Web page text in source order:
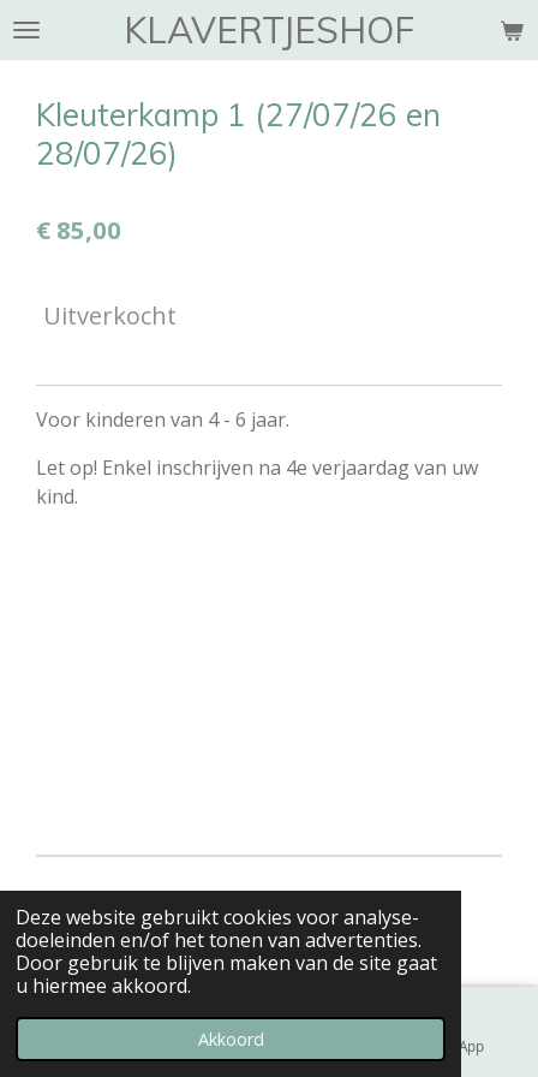
Deze website gebruikt cookies voor analyse-
doeleinden en/of het tonen van advertenties.
Door gebruik te blijven maken van de site gaat
u hiermee akkoord.
Akkoord
Ga
hoofdinhoud
KLAVERTJESHOF
Kleuterkamp 1 (27/07/26 en
28/07/26)
€ 85,00
Uitverkocht
Voor kinderen van 4 - 6 jaar.
Let op! Enkel inschrijven na 4e verjaardag van uw
kind.
- 2022 KLAVERTJESHOF
Telefoonnummer WhatsApp